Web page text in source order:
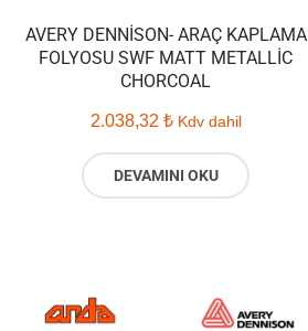
AVERY DENNISON- ARAÇ KAPLAMA
FOLYOSU SWF MATT METALLIC
CHORCOAL
2.038,32 ₺ Kdv dahil
DEVAMINI OKU